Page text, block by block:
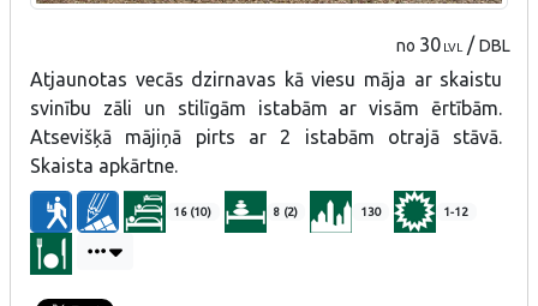
no 30 LVL /DBL
Atjaunotas vecās dzirnavas kā viesu māja ar skaistu
svinību zāli un stilīgām istabām ar visām ērtībām.
Atsevišķā mājiņā pirts ar 2 istabām otrajā stāvā.
Skaista apkārtne.
16 (10) 8 (2) 130 1-12